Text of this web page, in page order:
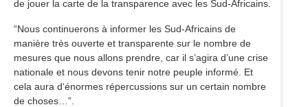
de jouer la carte de la transparence avec les Sud-Africains.
“Nous continuerons à informer les Sud-Africains de
manière très ouverte et transparente sur le nombre de
mesures que nous allons prendre, car il s’agira d’une crise
nationale et nous devons tenir notre peuple informé. Et
cela aura d‘énormes répercussions sur un certain nombre
de choses…”.